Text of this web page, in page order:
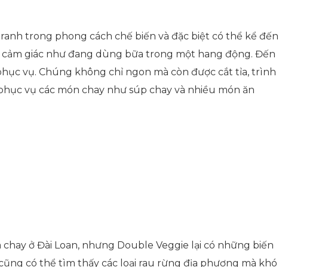
trong phong cách chế biến và đặc biệt có thể kể đến
giác như đang dùng bữa trong một hang động. Đến
vụ. Chúng không chỉ ngon mà còn được cắt tỉa, trình
vụ các món chay như súp chay và nhiều món ăn
ở Đài Loan, nhưng Double Veggie lại có những biến
có thể tìm thấy các loại rau rừng địa phương mà khó